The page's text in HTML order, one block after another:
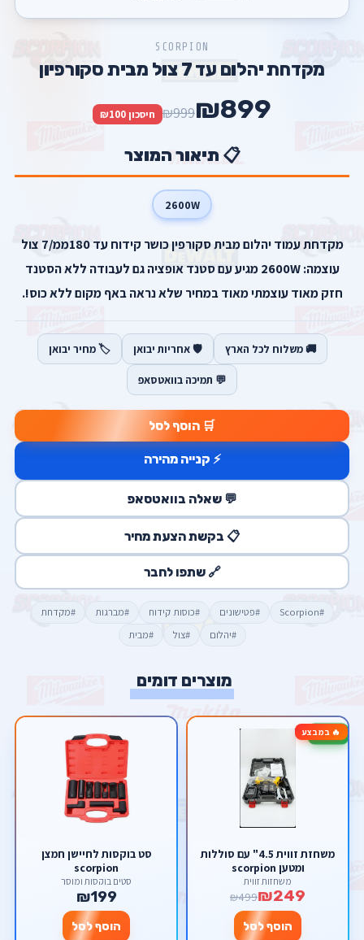
SCORPION
מקדחת יהלום עד 7 צול מבית סקורפיון
₪899
₪999 חיסכון ₪100
📋 תיאור המוצר
2600W
מקדחת עמוד יהלום מבית סקורפין כושר קידוח עד 180ממ/7 צול
עוצמה: 2600W מגיע עם סטנד אופציה גם לעבודה ללא הסטנד
חזק מאוד עוצמתי מאוד במחיר שלא נראה באף מקום ללא כוס!.
🚚 משלוח לכל הארץ 🛡️ אחריות יבואן 🏷️ מחיר יבואן
💬 תמיכה בוואטסאפ
🛒 הוסף לסל
⚡ קנייה מהירה
💬 שאלה בוואטסאפ
📋 בקשת הצעת מחיר
🔗 שתפו לחבר
#Scorpion #פטישונים #כוסות קידוח #מברגות
#מקדחת
#יהלום
#צול #מבית
מוצרים דומים
🔥 במבצע-50%
משחזת זווית 4.5" עם סוללות
ומטען scorpion
משחזות זווית
₪249
₪499
הוסף לסל
סט בוקסות לחיישן חמצן
scorpion
סטים בוקסות ומוסך
₪199
הוסף לסל